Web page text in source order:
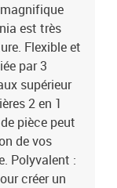
est très
Flexible et
par 3
supérieur
2 en 1
pièce peut
de vos
Polyvalent :
créer un